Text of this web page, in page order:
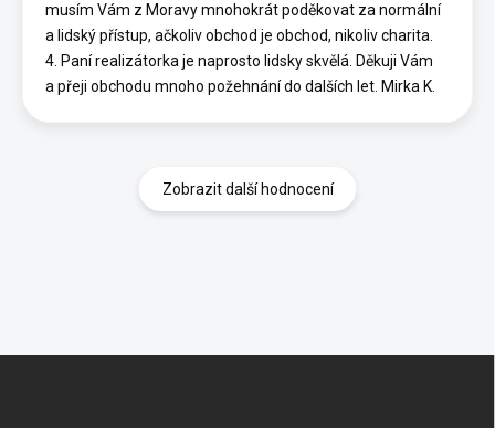
musím Vám z Moravy mnohokrát poděkovat za normální
a lidský přístup, ačkoliv obchod je obchod, nikoliv charita.
4. Paní realizátorka je naprosto lidsky skvělá. Děkuji Vám
a přeji obchodu mnoho požehnání do dalších let. Mirka K.
Zobrazit další hodnocení